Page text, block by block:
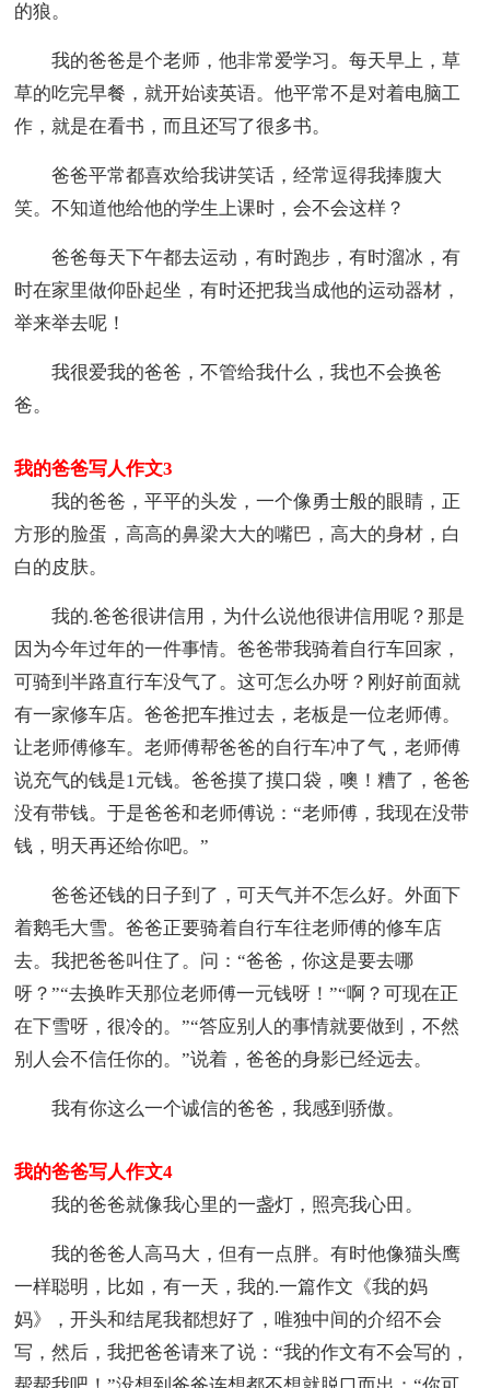
的狼。
我的爸爸是个老师，他非常爱学习。每天早上，草
草的吃完早餐，就开始读英语。他平常不是对着电脑工
作，就是在看书，而且还写了很多书。
爸爸平常都喜欢给我讲笑话，经常逗得我捧腹大
笑。不知道他给他的学生上课时，会不会这样？
爸爸每天下午都去运动，有时跑步，有时溜冰，有
时在家里做仰卧起坐，有时还把我当成他的运动器材，
举来举去呢！
我很爱我的爸爸，不管给我什么，我也不会换爸
爸。
我的爸爸写人作文3
我的爸爸，平平的头发，一个像勇士般的眼睛，正
方形的脸蛋，高高的鼻梁大大的嘴巴，高大的身材，白
白的皮肤。
我的.爸爸很讲信用，为什么说他很讲信用呢？那是
因为今年过年的一件事情。爸爸带我骑着自行车回家，
可骑到半路直行车没气了。这可怎么办呀？刚好前面就
有一家修车店。爸爸把车推过去，老板是一位老师傅。
让老师傅修车。老师傅帮爸爸的自行车冲了气，老师傅
说充气的钱是1元钱。爸爸摸了摸口袋，噢！糟了，爸爸
没有带钱。于是爸爸和老师傅说：“老师傅，我现在没带
钱，明天再还给你吧。”
爸爸还钱的日子到了，可天气并不怎么好。外面下
着鹅毛大雪。爸爸正要骑着自行车往老师傅的修车店
去。我把爸爸叫住了。问：“爸爸，你这是要去哪
呀？”“去换昨天那位老师傅一元钱呀！”“啊？可现在正
在下雪呀，很冷的。”“答应别人的事情就要做到，不然
别人会不信任你的。”说着，爸爸的身影已经远去。
我有你这么一个诚信的爸爸，我感到骄傲。
我的爸爸写人作文4
我的爸爸就像我心里的一盏灯，照亮我心田。
我的爸爸人高马大，但有一点胖。有时他像猫头鹰
一样聪明，比如，有一天，我的.一篇作文《我的妈
妈》，开头和结尾我都想好了，唯独中间的介绍不会
写，然后，我把爸爸请来了说：“我的作文有不会写的，